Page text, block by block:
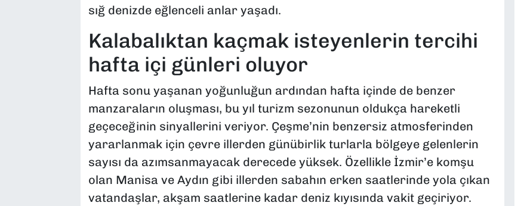
sığ denizde eğlenceli anlar yaşadı.
Kalabalıktan kaçmak isteyenlerin tercihi
hafta içi günleri oluyor
Hafta sonu yaşanan yoğunluğun ardından hafta içinde de benzer
manzaraların oluşması, bu yıl turizm sezonunun oldukça hareketli
geçeceğinin sinyallerini veriyor. Çeşme’nin benzersiz atmosferinden
yararlanmak için çevre illerden günübirlik turlarla bölgeye gelenlerin
sayısı da azımsanmayacak derecede yüksek. Özellikle İzmir’e komşu
olan Manisa ve Aydın gibi illerden sabahın erken saatlerinde yola çıkan
vatandaşlar, akşam saatlerine kadar deniz kıyısında vakit geçiriyor.